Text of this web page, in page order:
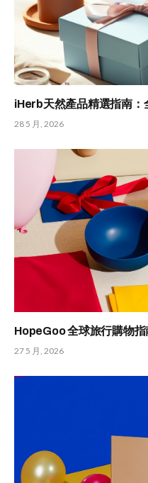
iHerb天然產品精選指南：
28 5 月, 2026
HopeGoo 全球旅行購物
27 5 月, 2026